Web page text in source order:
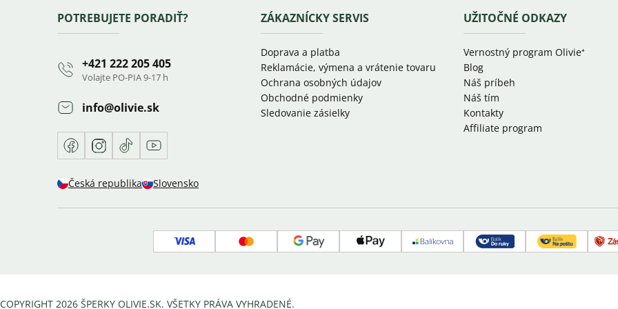
ZápätiePOTREBUJETE PORADIŤ?
+421 222 205 405
Volajte PO-PIA 9-17 h
info@olivie.sk
FacebookInstagram
TikTokYoutube
Česká republika Slovensko
ZÁKAZNÍCKY SERVIS
Doprava a platba
Reklamácie, výmena a vrátenie tovaru
Ochrana osobných údajov
Obchodné podmienky
Sledovanie zásielky
UŽITOČNÉ ODKAZY
Vernostný program Olivie⁺
Blog
Náš príbeh
Náš tím
Kontakty
Affiliate program
Visa MastercardGoogle
Apple
Balíkovňa Slovenská Slovenská
COPYRIGHT 2026 ŠPERKY OLIVIE.SK. VŠETKY PRÁVA VYHRADENÉ.